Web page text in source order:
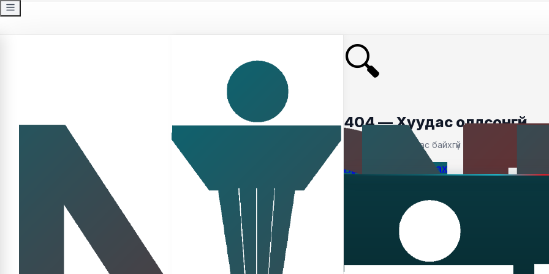
🔍
404 — Хуудас олдсонгүй
Таны хайсан хуудас байхгүй байна.
Нүүр хуудас руу буцах